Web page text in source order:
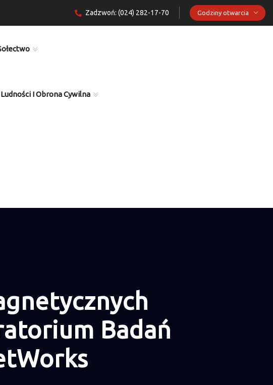
Zadzwoń: (024) 282-17-70 Godziny otwarcia
I Obrona Cywilna
Badań